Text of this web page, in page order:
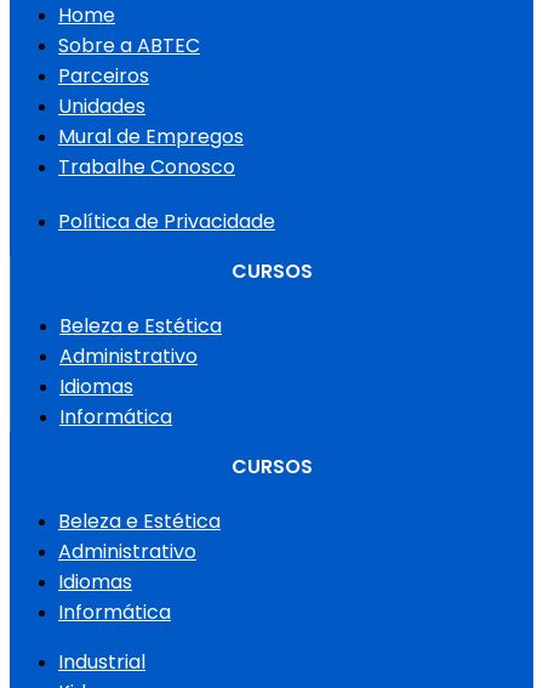
Home
Sobre a ABTEC
Parceiros
Unidades
Mural de Empregos
Trabalhe Conosco
Política de Privacidade
CURSOS
Beleza e Estética
Administrativo
Idiomas
Informática
CURSOS
Beleza e Estética
Administrativo
Idiomas
Informática
Industrial